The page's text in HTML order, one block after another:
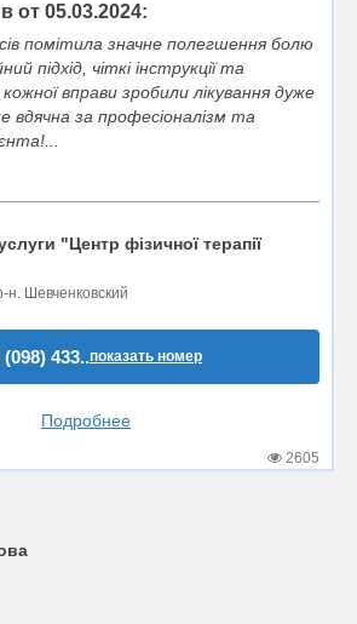
от 05.03.2024:
помітила значне полегшення болю
підхід, чіткі інструкції та
вправи зробили лікування дуже
за професіоналізм та
"Центр фізичної терапії
н. Шевченковский
(098) 433..показать номер
Подробнее
2605